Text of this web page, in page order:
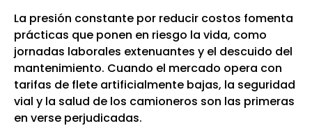
La presión constante por reducir costos fomenta
prácticas que ponen en riesgo la vida, como
jornadas laborales extenuantes y el descuido del
mantenimiento. Cuando el mercado opera con
tarifas de flete artificialmente bajas, la seguridad
vial y la salud de los camioneros son las primeras
en verse perjudicadas.